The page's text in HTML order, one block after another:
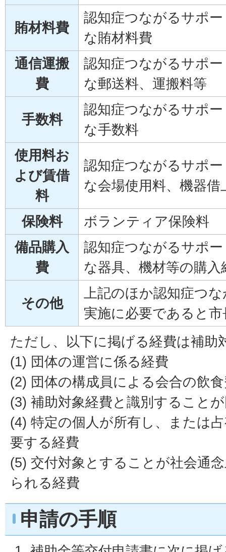
賄材料費
認知症つながるサポ
な賄材料費
通信運搬
費
認知症つながるサポ
な郵送料、運搬料等
手数料
認知症つながるサポ
な手数料
使用料お
よび賃借
料
認知症つながるサポ
な会場使用料、機器借
保険料
ボランティア保険料
備品購入
費
認知症つながるサポ
な器具、機材等の購入
その他
上記のほか認知症つ
実施に必要であると
ただし、以下に掲げる経費は補助
(1) 団体の運営に係る経費
(2) 団体の構成員による会合の飲
(3) 補助対象経費と識別すること
(4) 特定の個人が所有し、または
要する経費
(5) 交付対象とすることが社会通
られる経費
申請の手順